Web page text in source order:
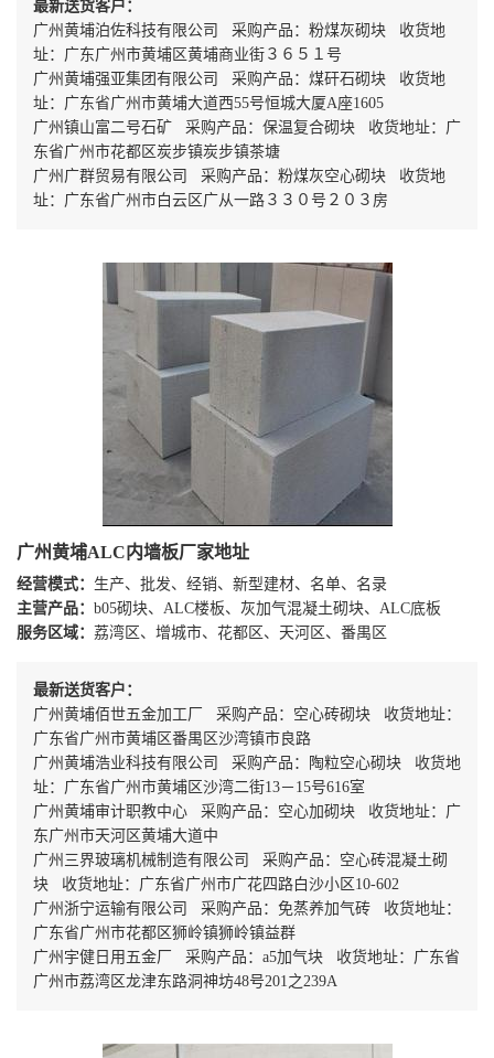
最新送货客户：
广州黄埔泊佐科技有限公司 采购产品：粉煤灰砌块 收货地
址：广东广州市黄埔区黄埔商业街３６５１号
广州黄埔强亚集团有限公司 采购产品：煤矸石砌块 收货地
址：广东省广州市黄埔大道西55号恒城大厦A座1605
广州镇山富二号石矿 采购产品：保温复合砌块 收货地址：广
东省广州市花都区炭步镇炭步镇茶塘
广州广群贸易有限公司 采购产品：粉煤灰空心砌块 收货地
址：广东省广州市白云区广从一路３３０号２０３房
广州黄埔ALC内墙板厂家地址
经营模式： 生产、批发、经销、新型建材、名单、名录
主营产品： b05砌块、ALC楼板、灰加气混凝土砌块、ALC底板
服务区域： 荔湾区、增城市、花都区、天河区、番禺区
最新送货客户：
广州黄埔佰世五金加工厂 采购产品：空心砖砌块 收货地址：
广东省广州市黄埔区番禺区沙湾镇市良路
广州黄埔浩业科技有限公司 采购产品：陶粒空心砌块 收货地
址：广东省广州市黄埔区沙湾二街13－15号616室
广州黄埔审计职教中心 采购产品：空心加砌块 收货地址：广
东广州市天河区黄埔大道中
广州三界玻璃机械制造有限公司 采购产品：空心砖混凝土砌
块 收货地址：广东省广州市广花四路白沙小区10-602
广州浙宁运输有限公司 采购产品：免蒸养加气砖 收货地址：
广东省广州市花都区狮岭镇狮岭镇益群
广州宇健日用五金厂 采购产品：a5加气块 收货地址：广东省
广州市荔湾区龙津东路洞神坊48号201之239A